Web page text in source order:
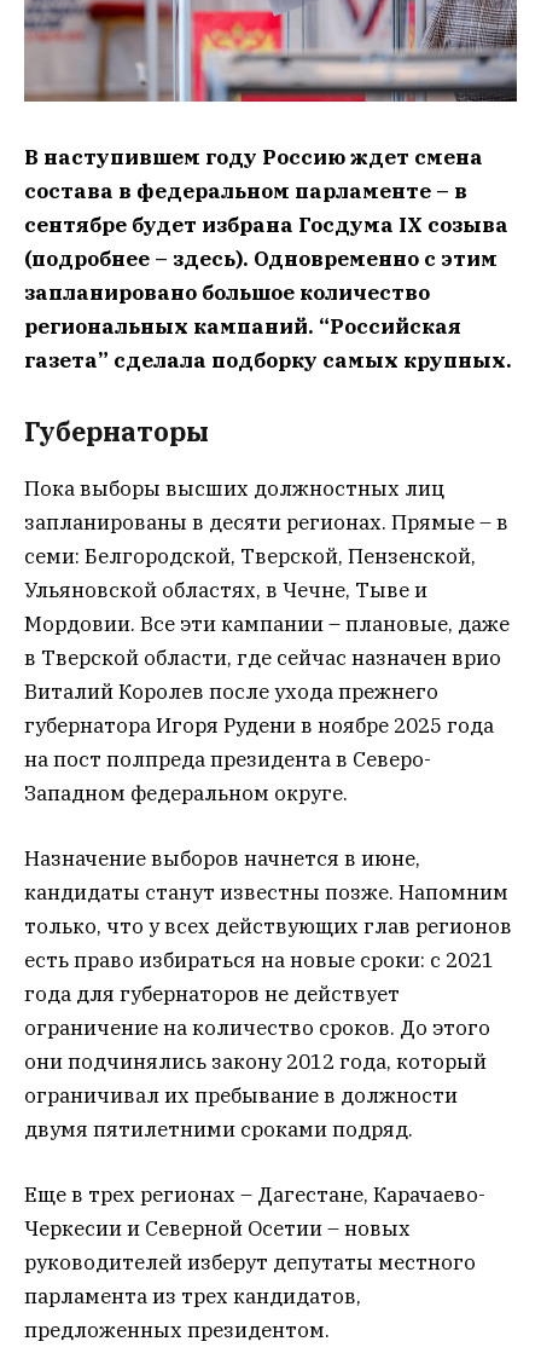
В наступившем году Россию ждет смена
состава в федеральном парламенте – в
сентябре будет избрана Госдума IX созыва
(подробнее – здесь). Одновременно с этим
запланировано большое количество
региональных кампаний. “Российская
газета” сделала подборку самых крупных.
Губернаторы
Пока выборы высших должностных лиц
запланированы в десяти регионах. Прямые – в
семи: Белгородской, Тверской, Пензенской,
Ульяновской областях, в Чечне, Тыве и
Мордовии. Все эти кампании – плановые, даже
в Тверской области, где сейчас назначен врио
Виталий Королев после ухода прежнего
губернатора Игоря Рудени в ноябре 2025 года
на пост полпреда президента в Северо-
Западном федеральном округе.
Назначение выборов начнется в июне,
кандидаты станут известны позже. Напомним
только, что у всех действующих глав регионов
есть право избираться на новые сроки: с 2021
года для губернаторов не действует
ограничение на количество сроков. До этого
они подчинялись закону 2012 года, который
ограничивал их пребывание в должности
двумя пятилетними сроками подряд.
Еще в трех регионах – Дагестане, Карачаево-
Черкесии и Северной Осетии – новых
руководителей изберут депутаты местного
парламента из трех кандидатов,
предложенных президентом.